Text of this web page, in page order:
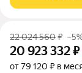
22 024 560₽
20 923 332₽
от 79 120 ₽ в